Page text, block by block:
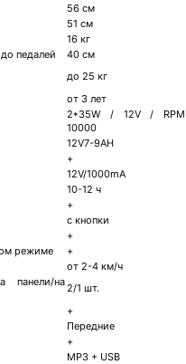
56 см
51 см
16 кг
педалей
40 см
до 25 кг
от 3 лет
2*35W / 12V / RPM
10000
12V7-9AH
+
12V/1000mA
10-12 ч
+
с кнопки
+
режиме
+
от 2-4 км/ч
панели/на 2/1 шт.
+
Передние
+
MP3 + USB